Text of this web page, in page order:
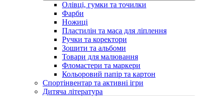
Олівці, гумки та точилки
Фарби
Ножиці
Пластилін та маса для ліплення
Ручки та коректори
Зошити та альбоми
Товари для малювання
Фломастери та маркери
Кольоровий папір та картон
Спортінвентар та активні ігри
Дитяча література